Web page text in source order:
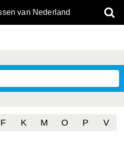
van Nederland
F K M O P V